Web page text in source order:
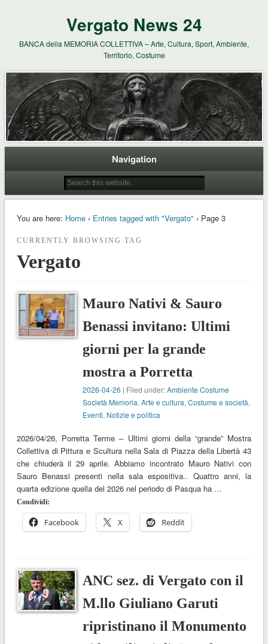
Vergato News 24
BANCA della MEMORIA COLLETTIVA – Arte, Cultura, Sport, Ambiente,
Territorio, Costume
Navigation
You are here: Home› Entries tagged with "Vergato" › Page 3
CURRENTLY BROWSING TAG
Vergato
Mauro Nativi & Sauro
Benassi invitano: Ultimi
giorni per la grande
mostra a Porretta
2026-04-26 | Filed under:Ambiente Costume
Società Memoria,Arte e cultura,Costume e società,
Eventi, Notizie e politica
2026/04/26, Porretta Terme – Ultimi giorni della “grande” Mostra
Collettiva di Pittura e Scultura nella Sala di Piazza della Libertà 43
che chiuderà il 29 aprile. Abbiamo incontrato Mauro Nativi con
Sauro Benassi presenti nella sala espositiva.. Quattro anni, la
quarta edizione quella del 2026 nel periodo di Pasqua ha …
Condividi:
Facebook X Reddit
ANC sez. di Vergato con il
M.llo Giuliano Garuti
ripristinano il Monumento